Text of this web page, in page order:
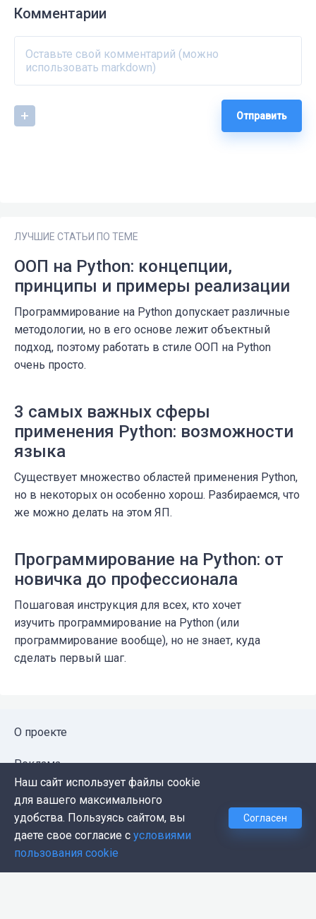
Комментарии
Отправить
ЛУЧШИЕ СТАТЬИ ПО ТЕМЕ
ООП на Python: концепции,
принципы и примеры реализации
Программирование на Python допускает различные
методологии, но в его основе лежит объектный
подход, поэтому работать в стиле ООП на Python
очень просто.
3 самых важных сферы
применения Python: возможности
языка
Существует множество областей применения Python,
но в некоторых он особенно хорош. Разбираемся, что
же можно делать на этом ЯП.
Программирование на Python: от
новичка до профессионала
Пошаговая инструкция для всех, кто хочет
изучить программирование на Python (или
программирование вообще), но не знает, куда
сделать первый шаг.
О проекте
Реклама
Публичная оферта
Политика конфиденциальности
Контакты
Наш сайт использует файлы cookie
для вашего максимального
удобства. Пользуясь сайтом, вы
даете свое согласие с условиями
пользования cookie
Согласен